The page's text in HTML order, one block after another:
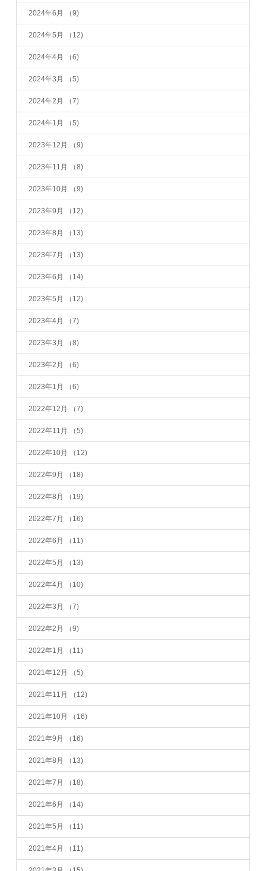
2024年6月 （9)
2024年5月 （12)
2024年4月 （6)
2024年3月 （5)
2024年2月 （7)
2024年1月 （5)
2023年12月 （9)
2023年11月 （8)
2023年10月 （9)
2023年9月 （12)
2023年8月 （13)
2023年7月 （13)
2023年6月 （14)
2023年5月 （12)
2023年4月 （7)
2023年3月 （8)
2023年2月 （6)
2023年1月 （6)
2022年12月 （7)
2022年11月 （5)
2022年10月 （12)
2022年9月 （18)
2022年8月 （19)
2022年7月 （16)
2022年6月 （11)
2022年5月 （13)
2022年4月 （10)
2022年3月 （7)
2022年2月 （9)
2022年1月 （11)
2021年12月 （5)
2021年11月 （12)
2021年10月 （16)
2021年9月 （16)
2021年8月 （13)
2021年7月 （18)
2021年6月 （14)
2021年5月 （11)
2021年4月 （11)